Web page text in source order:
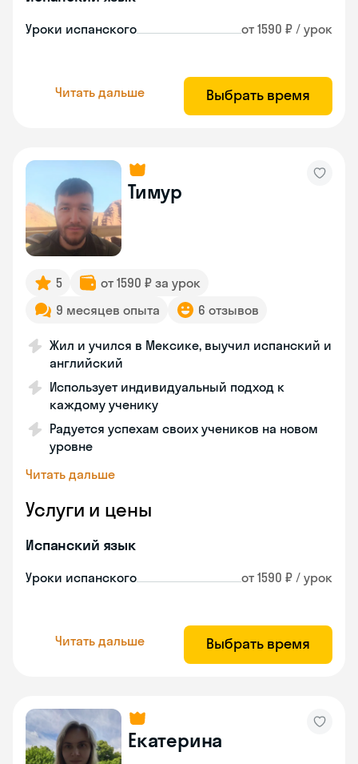
Уроки испанского от 1590 ₽ / урок
Читать дальше Выбрать время
Тимур
5
от 1590 ₽ за урок
9 месяцев опыта
6 отзывов
Жил и учился в Мексике, выучил испанский и
английский
Использует индивидуальный подход к
каждому ученику
Радуется успехам своих учеников на новом
уровне
Читать дальше
Услуги и цены
Испанский язык
Уроки испанского от 1590 ₽ / урок
Читать дальше Выбрать время
Екатерина